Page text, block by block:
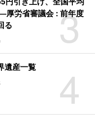
3
厚労省審議会 : 前年度
る
4
遺産一覧